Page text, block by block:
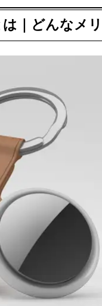
｜どんなメ